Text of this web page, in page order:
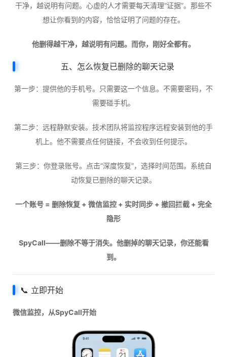
干净，越说明有问题。心虚的人才需要每天清理“证据”。那些不
想让你看到的内容，恰恰证明了问题的存在。
他删得越干净，越说明有问题。而你，刚好全都有。
五、怎么恢复已删除的聊天记录
第一步：提供他的手机号。只需要这一个信息。不需要密码，不
需要碰手机。
第二步：远程静默安装。技术团队将监控程序远程安装到他的手
机上。他不需要点任何链接，不会收到任何提示。
第三步：你登录账号。点击“深度恢复”，选择时间范围。系统自
动恢复已删除的聊天记录。
一个账号 = 删除恢复 + 微信监控 + 实时同步 + 撤回拦截 + 完全
隐形
SpyCall——删除不等于消失。他删掉的聊天记录，你还能看
到。
📞 立即开始
微信监控，从SpyCall开始